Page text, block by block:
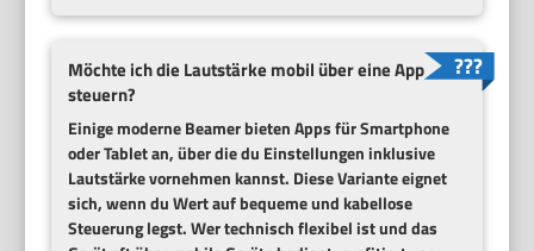
Möchte ich die Lautstärke mobil über eine App
steuern?
Einige moderne Beamer bieten Apps für Smartphone
oder Tablet an, über die du Einstellungen inklusive
Lautstärke vornehmen kannst. Diese Variante eignet
sich, wenn du Wert auf bequeme und kabellose
Steuerung legst. Wer technisch flexibel ist und das